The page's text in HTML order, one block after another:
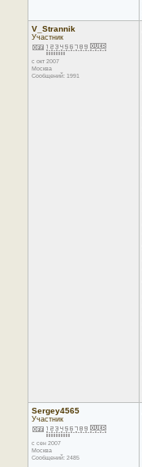
V_Strannik
Участник
с окт 2007
Москва
Сообщений: 1991
Sergey4565
Участник
с сен 2007
Москва
Сообщений: 2485